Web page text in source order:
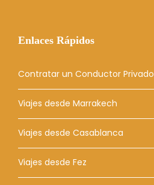
Enlaces Rápidos
Contratar un Conductor Privado
Viajes desde Marrakech
Viajes desde Casablanca
Viajes desde Fez